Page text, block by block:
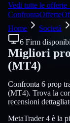
Vedi tutte le offerte
ConfrontaOfferte
Home
Società
6 Firm
Migliori
(MT4)
Confronta 6 prop
(MT4). Trova la
recensioni
MetaTrader 4 è la